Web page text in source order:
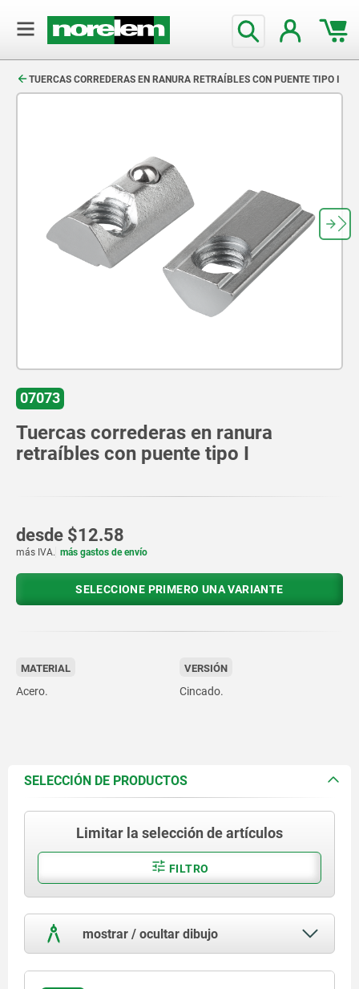
TUERCAS CORREDERAS EN RANURA RETRAÍBLES CON PUENTE TIPO I
07073
Tuercas correderas en ranura
retraíbles con puente tipo I
desde $12.58
más IVA. más gastos de envío
SELECCIONE PRIMERO UNA VARIANTE
MATERIAL
Acero.
VERSIÓN
Cincado.
SELECCIÓN DE PRODUCTOS
Limitar la selección de artículos
FILTRO
mostrar / ocultar dibujo